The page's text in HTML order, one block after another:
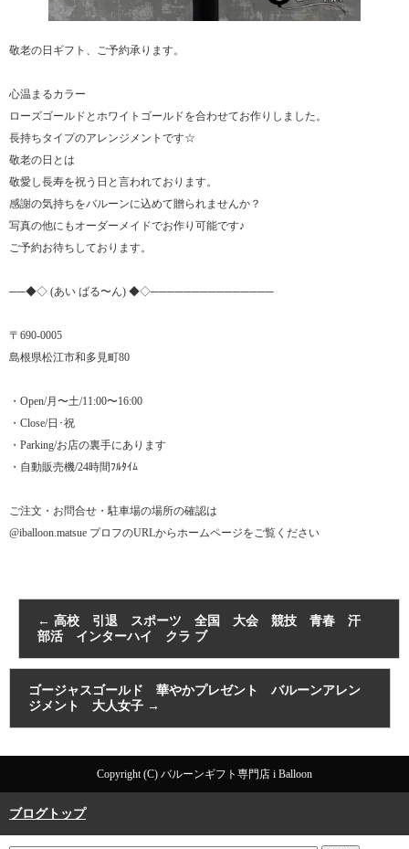
敬老の日ギフト、ご予約承ります。
心温まるカラー
ローズゴールドとホワイトゴールドを合わせてお作りしました。
長持ちタイプのアレンジメントです☆
敬老の日とは
敬愛し長寿を祝う日と言われております。
感謝の気持ちをバルーンに込めて贈られませんか？
写真の他にもオーダーメイドでお作り可能です♪
ご予約お待ちしております。
──◆◇ (あい ばる〜ん) ◆◇───────────────
〒690-0005
島根県松江市和多見町80
・Open/月〜土/11:00〜16:00
・Close/日･祝
・Parking/お店の裏手にあります
・自動販売機/24時間ﾌﾙﾀｲﾑ
ご注文・お問合せ・駐車場の場所の確認は
@iballoon.matsue プロフのURLからホームページをご覧ください
← 高校 引退 スポーツ 全国 大会 競技 青春 汗
部活 インターハイ クラ ブ
ゴージャスゴールド 華やかプレゼント バルーンアレン
ジメント 大人女子 →
Copyright (C) バルーンギフト専門店 i Balloon
ブログトップ